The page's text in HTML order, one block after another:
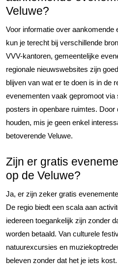
Veluwe?
Voor informatie over aankomende
kun je terecht bij verschillende
VVV-kantoren, gemeentelijke
regionale nieuwswebsites zijn
blijven van wat er te doen is in de
evenementen vaak gepromoot
posters in openbare ruimtes.
houden, mis je geen enkel
betoverende Veluwe.
Zijn er gratis
op de Veluwe?
Ja, er zijn zeker gratis
De regio biedt een scala aan
iedereen toegankelijk zijn zonder
worden betaald. Van culturele
natuurexcursies en
beleven zonder dat het je iets